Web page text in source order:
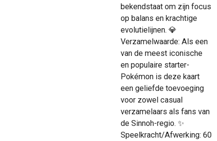
bekendstaat om zijn focus
op balans en krachtige
evolutielijnen. 💎
Verzamelwaarde: Als een
van de meest iconische
en populaire starter-
Pokémon is deze kaart
een geliefde toevoeging
voor zowel casual
verzamelaars als fans van
de Sinnoh-regio. ✨
Speelkracht/Afwerking: 60